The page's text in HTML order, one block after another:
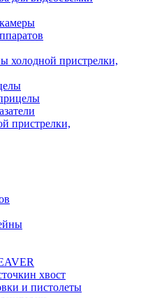
холодной пристрелки,
пристрелки,
хвост
и пистолеты